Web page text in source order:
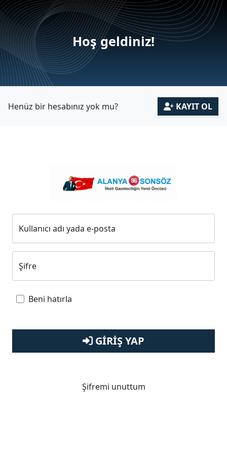
Hoş geldiniz!
Henüz bir hesabınız yok mu? KAYIT OL
Kullanıcı adı yada e-posta
Şifre
Beni hatırla
GIRIŞ YAP
Şifremi unuttum